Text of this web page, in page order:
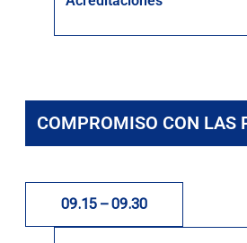
COMPROMISO CON LAS
09.15 – 09.30